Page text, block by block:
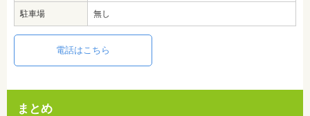
駐車場 無し
電話はこちら
まとめ